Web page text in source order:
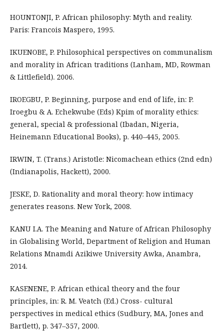
HOUNTONJI, P. African philosophy: Myth and reality.
Paris: Francois Maspero, 1995.
IKUENOBE, P. Philosophical perspectives on communalism
and morality in African traditions (Lanham, MD, Rowman
& Littlefield). 2006.
IROEGBU, P. Beginning, purpose and end of life, in: P.
Iroegbu & A. Echekwube (Eds) Kpim of morality ethics:
general, special & professional (Ibadan, Nigeria,
Heinemann Educational Books), p. 440–445, 2005.
IRWIN, T. (Trans.) Aristotle: Nicomachean ethics (2nd edn)
(Indianapolis, Hackett), 2000.
JESKE, D. Rationality and moral theory: how intimacy
generates reasons. New York, 2008.
KANU I.A. The Meaning and Nature of African Philosophy
in Globalising World, Department of Religion and Human
Relations Mnamdi Azikiwe University Awka, Anambra,
2014.
KASENENE, P. African ethical theory and the four
principles, in: R. M. Veatch (Ed.) Cross- cultural
perspectives in medical ethics (Sudbury, MA, Jones and
Bartlett), p. 347–357, 2000.